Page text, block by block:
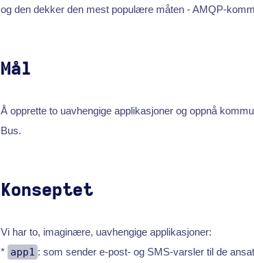
og den dekker den mest populære måten - AMQP-
Mål
Å opprette to uavhengige applikasjoner og oppnå
Bus.
Konseptet
Vi har to, imaginære, uavhengige applikasjoner:
* app1 : som sender e-post- og SMS-varsler til de